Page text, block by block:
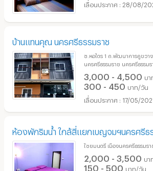
28/08/
บ้านแทนคุณ นครศรีธรรมราช
ซ.หอไตร 1 ถ.พัฒนาการคูขวาง
นครศรีธรรมราช นครศรีธรรมร
3,000 - 4,500 บา
300 - 450 บาท/วัน
17/05/
ห้องพักริมน้ำ ใกล้สี่แยกเบญจมฯนครศรีธ
ไชยมนตรี เมืองนครศรีธรรมร
2,000 - 3,500 บา
150 - 500 บาท/วัน